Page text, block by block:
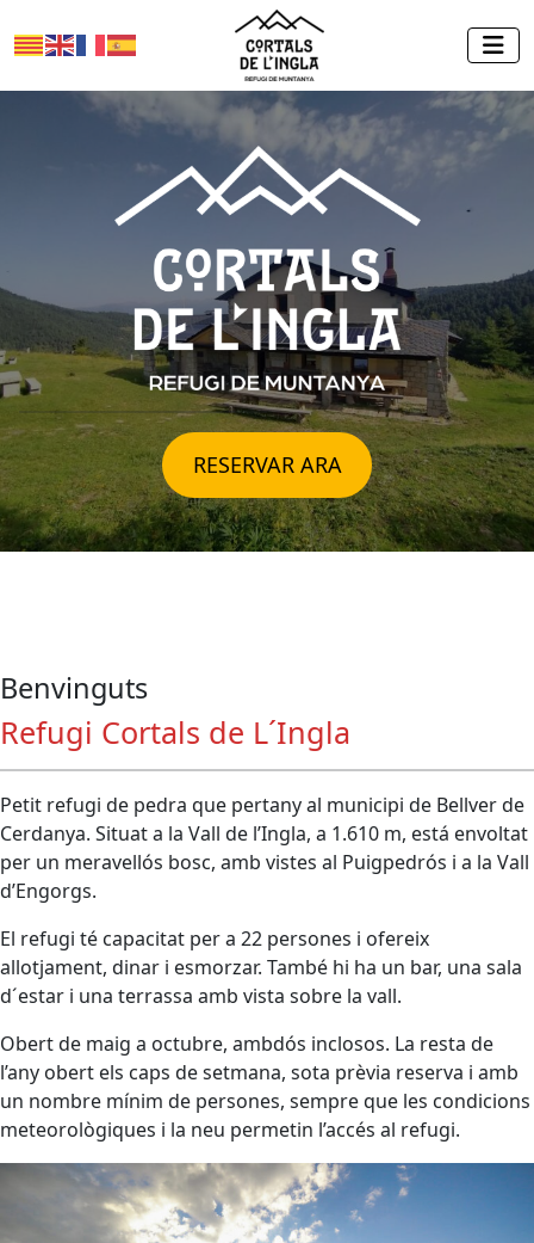
RESERVAR ARA
Benvinguts
Refugi Cortals de L´Ingla
Petit refugi de pedra que pertany al municipi de Bellver de
Cerdanya. Situat a la Vall de l’Ingla, a 1.610 m, está envoltat
per un meravellós bosc, amb vistes al Puigpedrós i a la Vall
d’Engorgs.
El refugi té capacitat per a 22 persones i ofereix
allotjament, dinar i esmorzar. També hi ha un bar, una sala
d´estar i una terrassa amb vista sobre la vall.
Obert de maig a octubre, ambdós inclosos. La resta de
l’any obert els caps de setmana, sota prèvia reserva i amb
un nombre mínim de persones, sempre que les condicions
meteorològiques i la neu permetin l’accés al refugi.